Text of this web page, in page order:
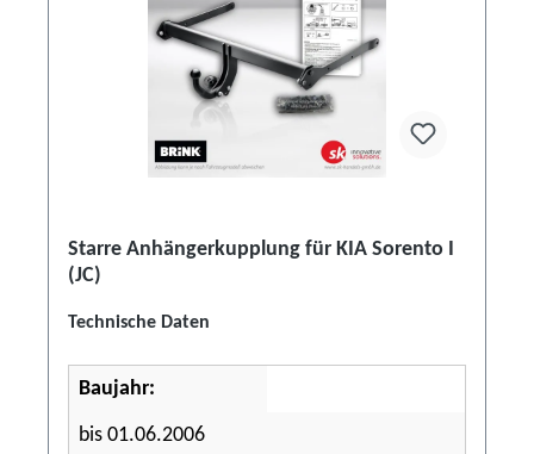
Starre Anhängerkupplung für KIA Sorento I
(JC)
Technische Daten
Baujahr:
bis 01.06.2006